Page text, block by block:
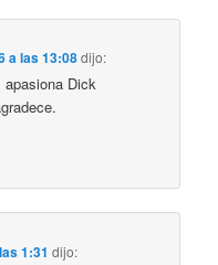
a las 13:08dijo:
Dick
1:31 dijo: